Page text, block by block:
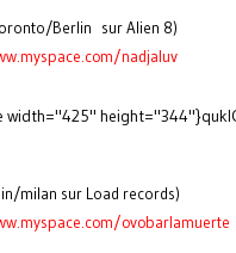
Berlin sur Alien 8)
nadjaluv
width="425"
milan sur Load records)
ovobarlamuerte